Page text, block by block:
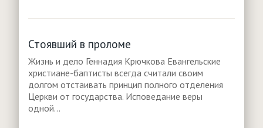
Стоявший в проломе
Жизнь и дело Геннадия Крючкова Евангельские
христиане-баптисты всегда считали своим
долгом отстаивать принцип полного отделения
Церкви от государства. Исповедание веры
одной...